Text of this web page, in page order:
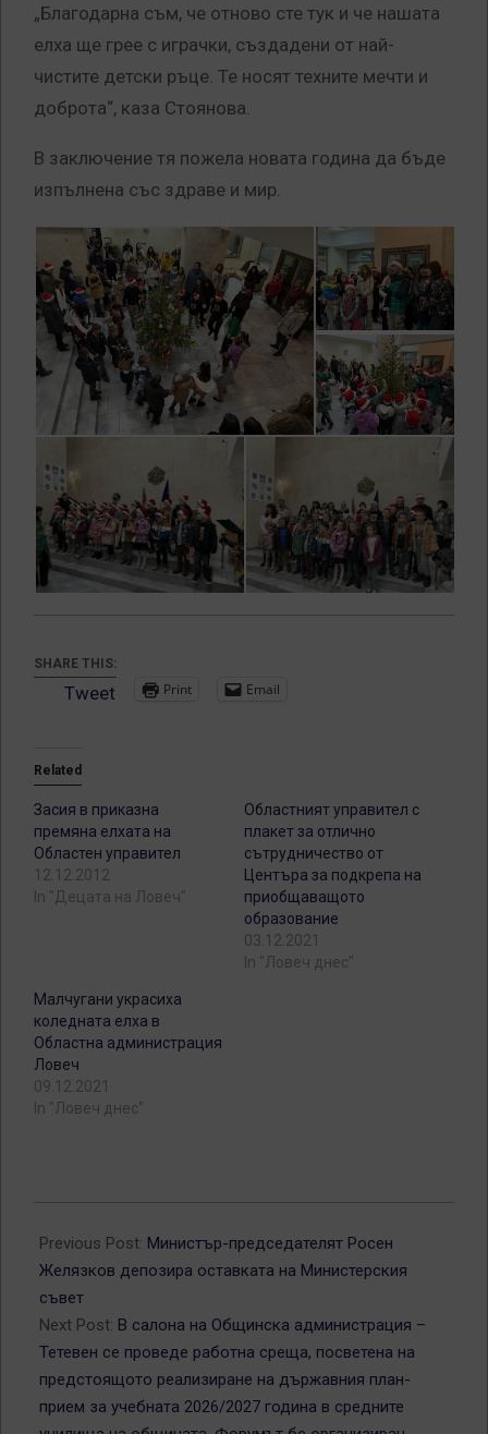
„Благодарна съм, че отново сте тук и че нашата
елха ще грее с играчки, създадени от най-
чистите детски ръце. Те носят техните мечти и
доброта“, каза Стоянова.
В заключение тя пожела новата година да бъде
изпълнена със здраве и мир.
SHARE THIS:
Tweet Print Email
Related
Засия в приказна
премяна елхата на
Областен управител
12.12.2012
In "Децата на Ловеч"
Областният управител с
плакет за отлично
сътрудничество от
Центъра за подкрепа на
приобщаващото
образование
03.12.2021
In "Ловеч днес"
Малчугани украсиха
коледната елха в
Областна администрация
Ловеч
09.12.2021
In "Ловеч днес"
12-
11
Previous Post: Министър-председателят Росен
Желязков депозира оставката на Министерския
съвет
Next Post: В салона на Общинска администрация –
Тетевен се проведе работна среща, посветена на
предстоящото реализиране на държавния план-
прием за учебната 2026/2027 година в средните